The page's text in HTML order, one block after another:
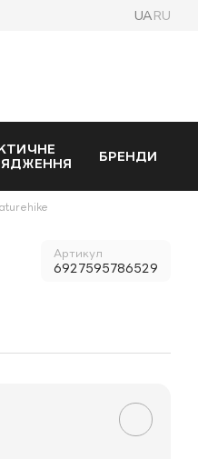
UA RU
БРЕНДИ
Артикул
6927595786529